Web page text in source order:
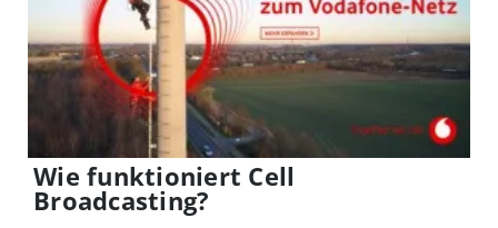
Wie funktioniert Cell
Broadcasting?